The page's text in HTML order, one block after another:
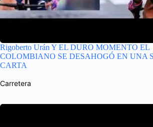
Rigoberto Urán Y EL DURO MOMENTO EL
COLOMBIANO SE DESAHOGÓ EN UNA
CARTA
Carretera